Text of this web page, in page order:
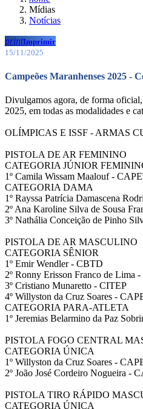
Mídias
Notícias
printImprimir
15/11/2025
Campeões Maranhenses 2025 -
Divulgamos agora, de forma
2025, em todas as modalidades e
OLÍMPICAS E ISSF - ARMAS
PISTOLA DE AR FEMININO
CATEGORIA JÚNIOR
1º Camila Wissam Maalouf -
CATEGORIA DAMA
1º Rayssa Patrícia Damascena
2º Ana Karoline Silva de Sousa
3º Nathália Conceição de Pinho
PISTOLA DE AR MASCULINO
CATEGORIA SÊNIOR
1º Emir Wendler - CBTD
2º Ronny Erisson Franco de Lima
3º Cristiano Munaretto - CITEP
4º Willyston da Cruz Soares -
CATEGORIA PARA-ATLETA
1º Jeremias Belarmino da Paz
PISTOLA FOGO CENTRAL
CATEGORIA ÚNICA
1º Willyston da Cruz Soares -
2º João José Cordeiro Nogueira -
PISTOLA TIRO RÁPIDO
CATEGORIA ÚNICA